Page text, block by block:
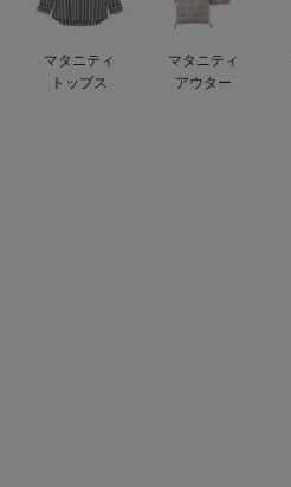
入院準備の持ち物チェック
マタニティ
トップス
マタニティ
アウター